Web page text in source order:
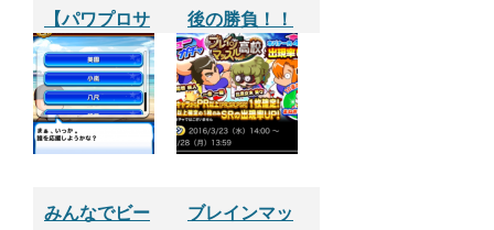
【パワプロサ
クセスアプ
リ】
後の勝負！！
１１０連目そ
して北斗が完
全体へ・・・
みんなでビー
ブレインマッ